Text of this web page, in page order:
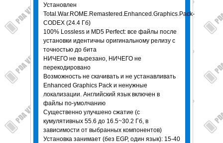
Установлен
Total.War.ROME.Remastered.Enhanced.Graphics.Pack-
CODEX (24.4 Гб)
100% Lossless и MD5 Perfect: все файлы после
установки идентичны оригинальному релизу с
точностью до бита
НИЧЕГО не вырезано, НИЧЕГО не
перекодировано
Возможность не скачивать и не устанавливать
Enhanced Graphics Pack и ненужные
локализации. Английский язык включен в
файлы по-умолчанию
Существенно улучшено сжатие (с
кумулятивных 55.6 до 16.5~30.2 Гб, в
зависимости от выбранных компонентов)
Установка занимает (без EGP, один язык): 15-40